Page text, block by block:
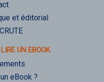
et éditorial
UN EBOOK
eBook ?